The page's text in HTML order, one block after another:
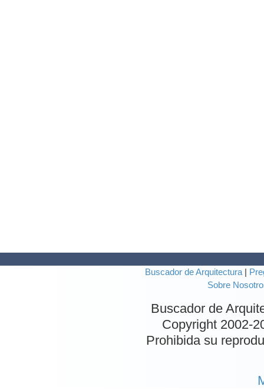
Buscador de Arquitectura
Sobre
Buscador de
Copyright 2002-
Prohibida su